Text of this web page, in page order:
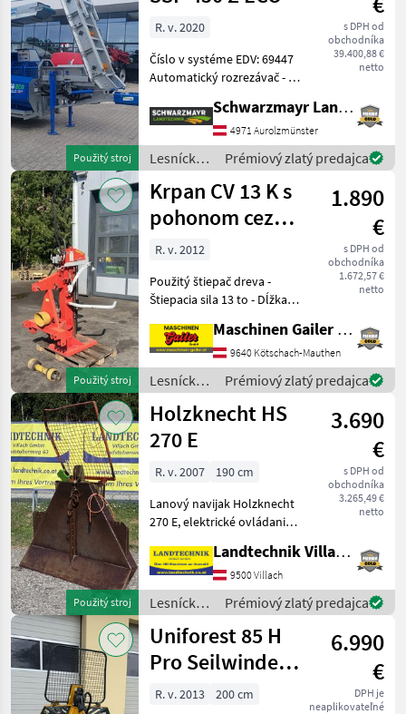
Použitý stroj
s DPH od
obchodníka
39.400,88 €
netto
R. v. 2020
Číslo v systéme EDV: 69447
Automatický rozrezávač - s
hodinami - rok výroby 2020
- s podvozkom - s
mechanicky sklopným
dopravníkom 4, 40 m -
Schwarzmayr Landtechnik GmbH - Aurolzmünster
4971 Aurolzmünster
Lesnícke a
drevárske
stroje /
Binderberger
Prémiový zlatý predajca
Použitý stroj
Krpan CV 13 K s
pohonom cez
vývodový
hriadeľ
1.890
€
s DPH od
obchodníka
1.672,57 €
netto
R. v. 2012
Použitý štiepač dreva -
Štiepacia sila 13 to - Dĺžka
cez vývodový hriadeľ -
Kĺbový hriadeľ - Mechanický
zdvihák kmeňov -
Ovládanie obom
Maschinen Gailer GmbH
9640 Kötschach-Mauthen
Lesnícke a
drevárske
stroje /
Krpan
Prémiový zlatý predajca
Použitý stroj
Holzknecht HS
270 E
3.690
€
s DPH od
obchodníka
3.265,49 €
netto
R. v. 2007
190 cm
Lanový navijak Holzknecht
270 E, elektrické ovládanie,
mriežka, 4 lanové klzáky,
koncový hák a kĺbová
hriadeľ, držiak na motorovú
pílu, ihn
Landtechnik Villach GmbH
9500 Villach
Lesnícke a
drevárske
stroje /
Holzknecht
Prémiový zlatý predajca
Uniforest 85 H
Pro Seilwinde
Funkseilwinde
6.990
€
DPH je
neaplikovateľné
R. v. 2013
200 cm